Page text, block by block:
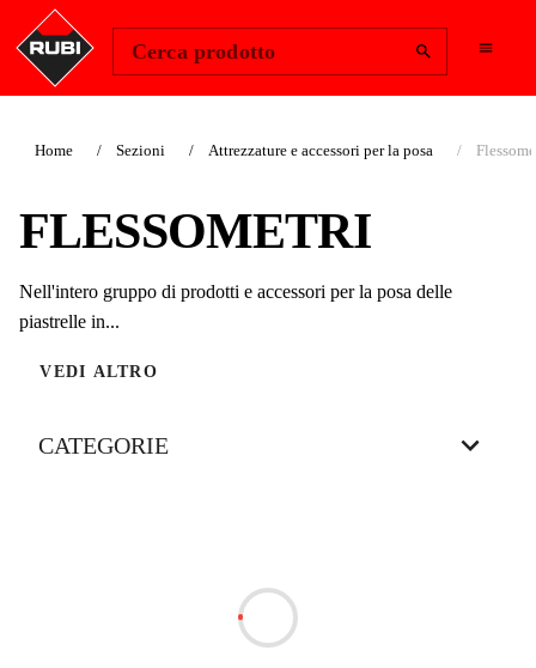
Cerca prodotto
Home Sezioni Attrezzature e accessori per la posa
FLESSOMETRI
Nell'intero gruppo di prodotti e accessori per la posa delle
piastrelle in...
VEDI ALTRO
CATEGORIE